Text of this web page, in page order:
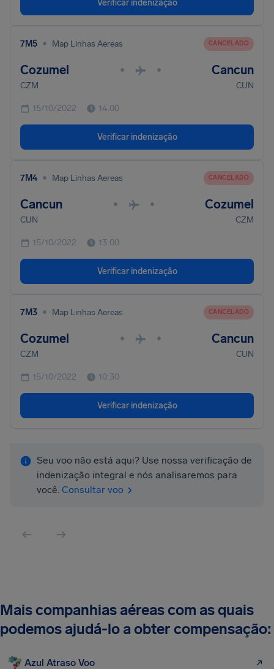
Verificar indenização
7M5 • Map Linhas Aereas CANCELADO
Cozumel • • Cancun
CZM CUN
15/10/2022 14:00
Verificar indenização
7M4 • Map Linhas Aereas CANCELADO
Cancun • • Cozumel
CUN CZM
15/10/2022 13:00
Verificar indenização
7M3 • Map Linhas Aereas CANCELADO
Cozumel • • Cancun
CZM CUN
15/10/2022 10:30
Verificar indenização
Seu voo não está aqui? Use nossa verificação de
indenização integral e nós analisaremos para
você. Consultar voo
Mais companhias aéreas com as quais
podemos ajudá-lo a obter compensação:
Azul Atraso Voo